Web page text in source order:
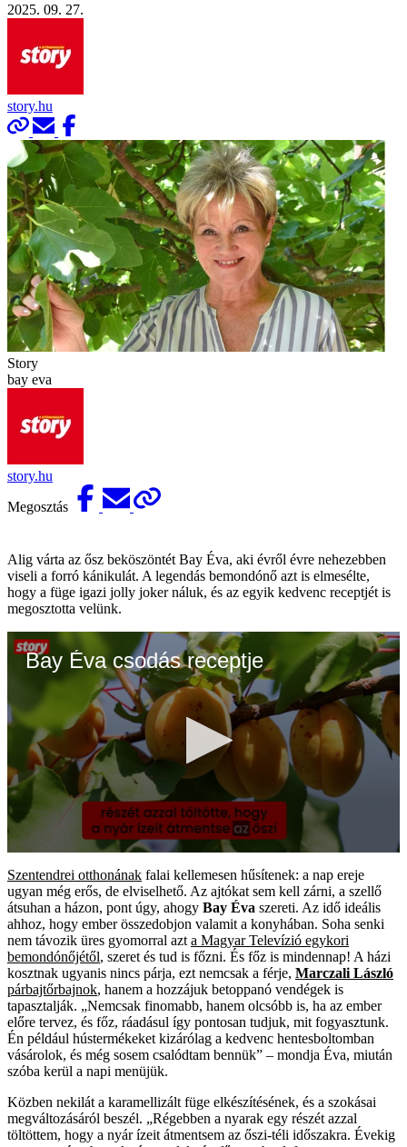
2025. 09. 27.
story.hu
Story
bay eva
story.hu
Megosztás
Alig várta az ősz beköszöntét Bay Éva, aki évről évre nehezebben
viseli a forró kánikulát. A legendás bemondónő azt is elmesélte,
hogy a füge igazi jolly joker náluk, és az egyik kedvenc receptjét is
megosztotta velünk.
Bay Éva csodás receptje
seconds
of
1
minute,
28
seconds
Szentendrei otthonának falai kellemesen hűsítenek: a nap ereje
ugyan még erős, de elviselhető. Az ajtókat sem kell zárni, a szellő
átsuhan a házon, pont úgy, ahogy Bay Éva szereti. Az idő ideális
ahhoz, hogy ember összedobjon valamit a konyhában. Soha senki
nem távozik üres gyomorral azt a Magyar Televízió egykori
bemondónőjétől, szeret és tud is főzni. És főz is mindennap! A házi
kosztnak ugyanis nincs párja, ezt nemcsak a férje, Marczali László
párbajtőrbajnok, hanem a hozzájuk betoppanó vendégek is
tapasztalják. „Nemcsak finomabb, hanem olcsóbb is, ha az ember
előre tervez, és főz, ráadásul így pontosan tudjuk, mit fogyasztunk.
Én például hústermékeket kizárólag a kedvenc hentesboltomban
vásárolok, és még sosem csalódtam bennük” – mondja Éva, miután
szóba kerül a napi menüjük.
Közben nekilát a karamellizált füge elkészítésének, és a szokásai
megváltozásáról beszél. „Régebben a nyarak egy részét azzal
töltöttem, hogy a nyár ízeit átmentsem az őszi-téli időszakra. Évekig